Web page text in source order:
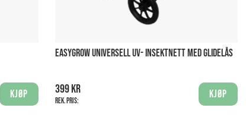
Kjøp
EASYGROW UNIVERSELL UV- INSEKTNETT MED GLIDELÅS
399 kr
Rek. pris:
Kjøp